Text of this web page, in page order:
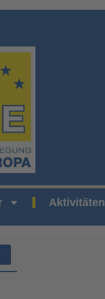
Aktivitäten